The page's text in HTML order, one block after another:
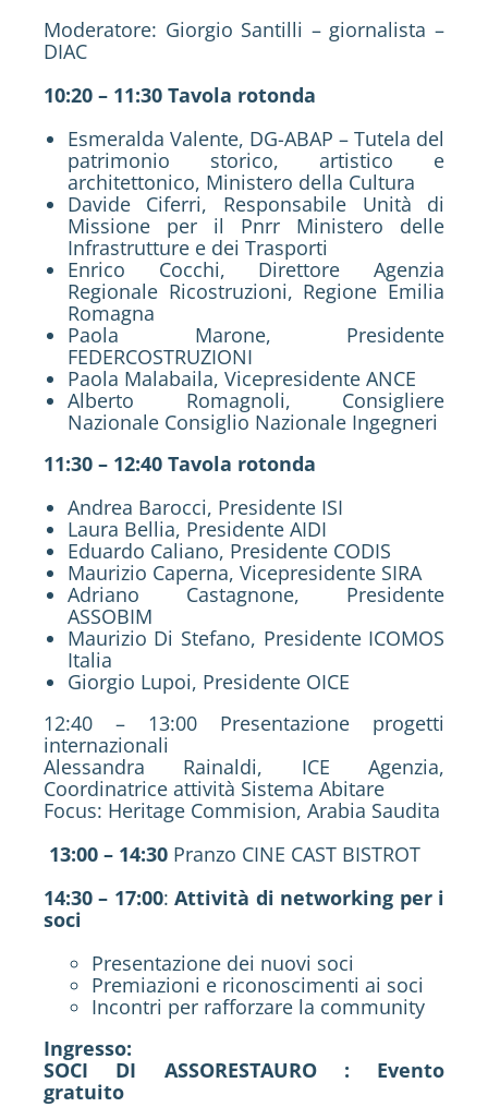
Moderatore: Giorgio Santilli – giornalista –
DIAC
10:20 – 11:30 Tavola rotonda
Esmeralda Valente, DG-ABAP – Tutela del
patrimonio storico, artistico e
architettonico, Ministero della Cultura
Davide Ciferri, Responsabile Unità di
Missione per il Pnrr Ministero delle
Infrastrutture e dei Trasporti
Enrico Cocchi, Direttore Agenzia
Regionale Ricostruzioni, Regione Emilia
Romagna
Paola Marone, Presidente
FEDERCOSTRUZIONI
Paola Malabaila, Vicepresidente ANCE
Alberto Romagnoli, Consigliere
Nazionale Consiglio Nazionale Ingegneri
11:30 – 12:40 Tavola rotonda
Andrea Barocci, Presidente ISI
Laura Bellia, Presidente AIDI
Eduardo Caliano, Presidente CODIS
Maurizio Caperna, Vicepresidente SIRA
Adriano Castagnone, Presidente
ASSOBIM
Maurizio Di Stefano, Presidente ICOMOS
Italia
Giorgio Lupoi, Presidente OICE
12:40 – 13:00 Presentazione progetti
internazionali
Alessandra Rainaldi, ICE Agenzia,
Coordinatrice attività Sistema Abitare
Focus: Heritage Commision, Arabia Saudita
13:00 – 14:30Pranzo CINE CAST BISTROT
14:30 – 17:00:Attività di networking per i
soci
Presentazione dei nuovi soci
Premiazioni e riconoscimenti ai soci
Incontri per rafforzare la community
Ingresso:
SOCI DI ASSORESTAURO : Evento
gratuito